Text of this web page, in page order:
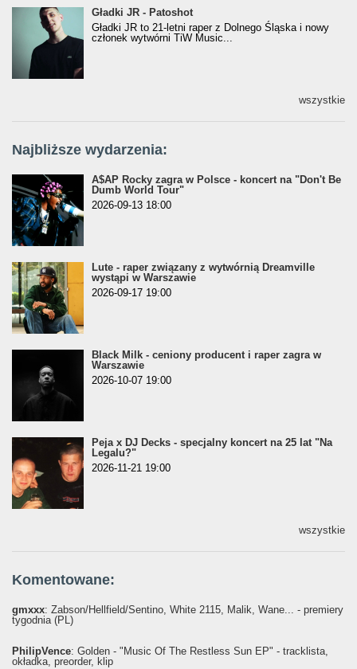
Gładki JR - Patoshot
Gładki JR - Patoshot
Gładki JR to 21-letni raper z Dolnego Śląska i nowy
członek wytwórni TiW Music...
wszystkie
Najbliższe wydarzenia:
A$AP Rocky zagra w Polsce - koncert na "Don't Be
Dumb World Tour"
2026-09-13 18:00
Lute - raper związany z wytwórnią Dreamville
wystąpi w Warszawie
2026-09-17 19:00
Black Milk - ceniony producent i raper zagra w
Warszawie
2026-10-07 19:00
Peja x DJ Decks - specjalny koncert na 25 lat "Na
Legalu?"
2026-11-21 19:00
wszystkie
Komentowane:
gmxxx: Żabson/Hellfield/Sentino, White 2115, Malik, Wane... - premiery
tygodnia (PL)
PhilipVence: Golden - "Music Of The Restless Sun EP" - tracklista,
okładka, preorder, klip